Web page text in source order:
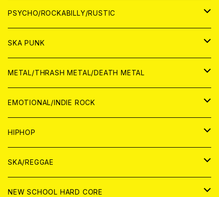
CD
アナログ
CD
JAPAN
CD
ANALOG
WORLD
CD
ANALOG
PSYCHO/ROCKABILLY/RUSTIC
JAPAN
CD
ANALOG
WORLD
CD
ANALOG
SKA PUNK
JAPAN
CD
ANALOG
WORLD
CD
ANALOG
METAL/THRASH METAL/DEATH METAL
JAPAN
CD
ANALOG
WORLD
ANALOG
CD
EMOTIONAL/INDIE ROCK
JAPAN
CD
ANALOG
WORLD
CD
HIPHOP
JAPAN
CD
WORLD
SKA/REGGAE
JAPAN
NEW SCHOOL HARD CORE